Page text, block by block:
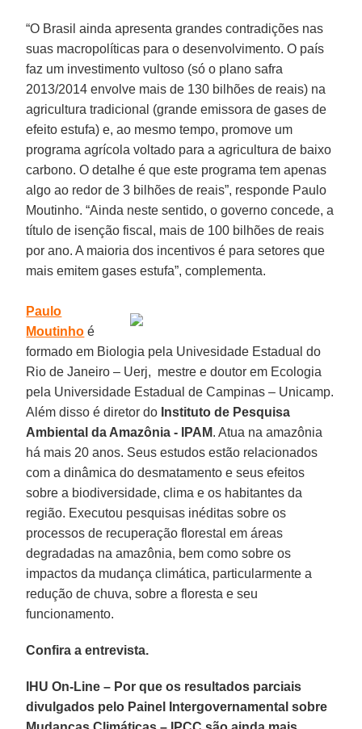
“O Brasil ainda apresenta grandes contradições nas
suas macropolíticas para o desenvolvimento. O país
faz um investimento vultoso (só o plano safra
2013/2014 envolve mais de 130 bilhões de reais) na
agricultura tradicional (grande emissora de gases de
efeito estufa) e, ao mesmo tempo, promove um
programa agrícola voltado para a agricultura de baixo
carbono. O detalhe é que este programa tem apenas
algo ao redor de 3 bilhões de reais”, responde Paulo
Moutinho. “Ainda neste sentido, o governo concede, a
título de isenção fiscal, mais de 100 bilhões de reais
por ano. A maioria dos incentivos é para setores que
mais emitem gases estufa”, complementa.
Paulo
Moutinho é
formado em Biologia pela Univesidade Estadual do
Rio de Janeiro – Uerj, mestre e doutor em Ecologia
pela Universidade Estadual de Campinas – Unicamp.
Além disso é diretor do Instituto de Pesquisa
Ambiental da Amazônia - IPAM. Atua na amazônia
há mais 20 anos. Seus estudos estão relacionados
com a dinâmica do desmatamento e seus efeitos
sobre a biodiversidade, clima e os habitantes da
região. Executou pesquisas inéditas sobre os
processos de recuperação florestal em áreas
degradadas na amazônia, bem como sobre os
impactos da mudança climática, particularmente a
redução de chuva, sobre a floresta e seu
funcionamento.
Confira a entrevista.
IHU On-Line – Por que os resultados parciais
divulgados pelo Painel Intergovernamental sobre